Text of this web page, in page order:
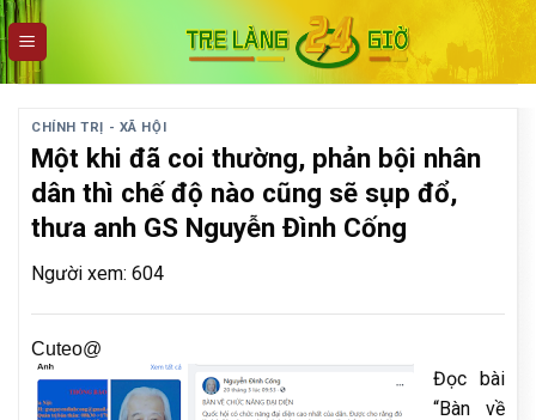
Skip
to
content
CHÍNH TRỊ - XÃ HỘI
Một khi đã coi thường, phản bội nhân
dân thì chế độ nào cũng sẽ sụp đổ,
thưa anh GS Nguyễn Đình Cống
Người xem: 604
Cuteo@
Đọc bài
“Bàn về